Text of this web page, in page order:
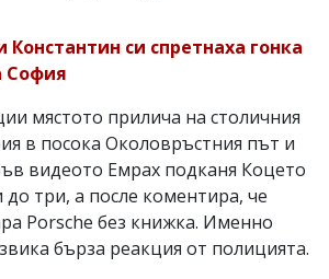
Константин си спретнаха гонка
София
мястото прилича на столичния
в посока Околовръстния път и
видеото Емрах подканя Коцето
до три, а после коментира, че
Porsche без книжка. Именно
бърза реакция от полицията.